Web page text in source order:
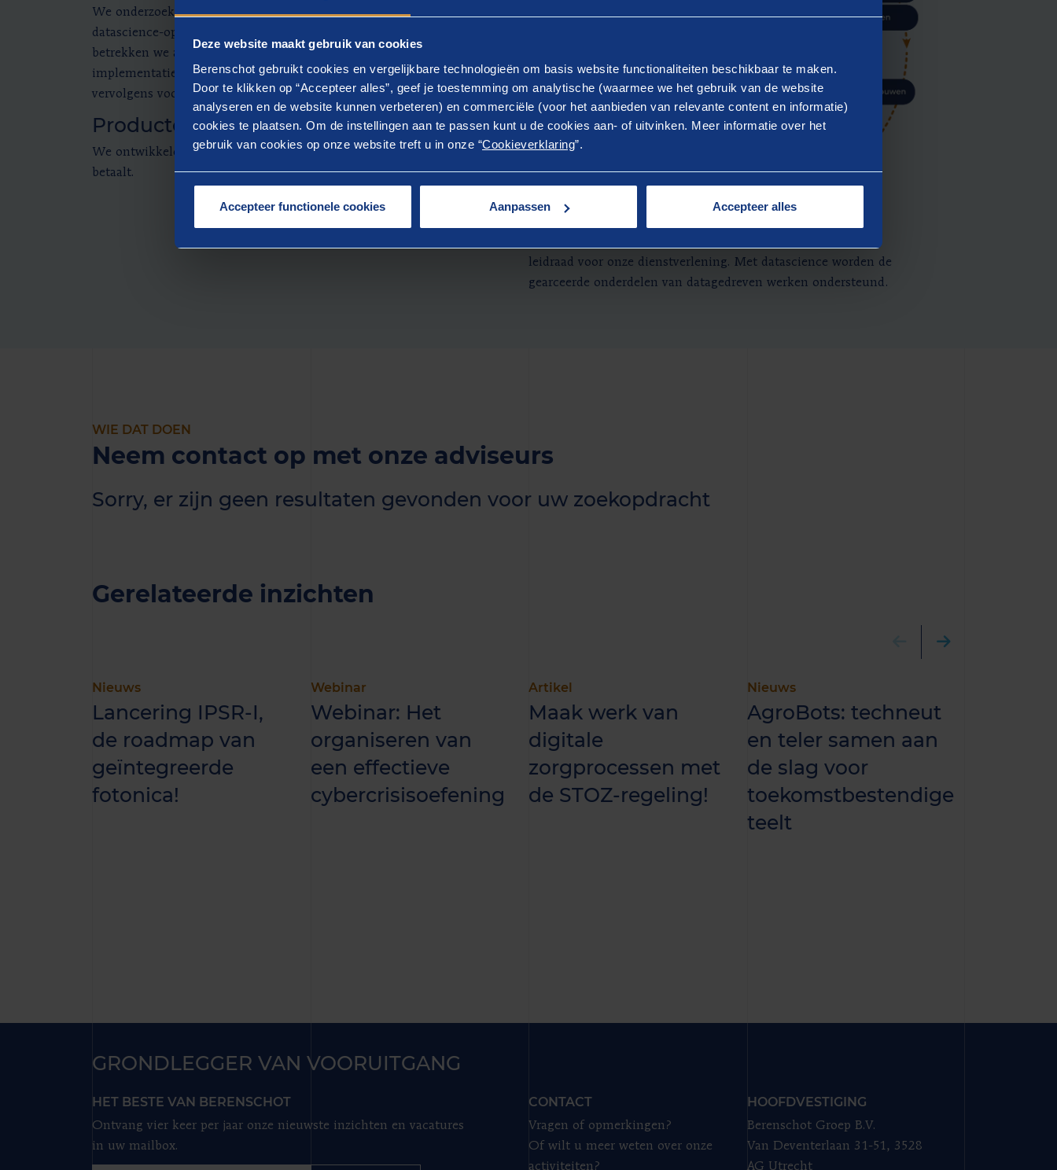
Deze website maakt gebruik van cookies
Berenschot gebruikt cookies en vergelijkbare technologieën om basis website functionaliteiten beschikbaar te maken.
Door te klikken op “Accepteer alles”, geef je toestemming om analytische (waarmee we het gebruik van de website
analyseren en de website kunnen verbeteren) en commerciële (voor het aanbieden van relevante content en informatie)
cookies te plaatsen. Om de instellingen aan te passen kunt u de cookies aan- of uitvinken. Meer informatie over het
gebruik van cookies op onze website treft u in onze “Cookieverklaring”.
Accepteer functionele cookies Aanpassen Accepteer alles
We onderzoeken en/of ontwikkelen in samenspraak met u een
datascience-oplossing. Om te komen tot een duurzame aanpak,
betrekken we alle stakeholders tijdens het ontwikkel- en
implementatieproces. Indien gewenst kunnen we die oplossing
vervolgens voor ubeherenen onderhouden.
Productontwikkeling
We ontwikkelen een product waarvoor u een vaste service fee
betaalt.
Het CRISP-DM model
leidraad voor onze dienstverlening. Met datascience worden de
gearceerde onderdelen van datagedreven werken ondersteund.
WIE DAT DOEN
Neem contact op met onze adviseurs
Sorry, er zijn geen resultaten gevonden voor uw zoekopdracht
Gerelateerde inzichten
Nieuws
Lancering IPSR-I,
de roadmap van
geïntegreerde
fotonica!
Webinar
Webinar: Het
organiseren van
een effectieve
cybercrisisoefening
Artikel
Maak werk van
digitale
zorgprocessen met
de STOZ-regeling!
Nieuws
AgroBots: techneut
en teler samen aan
de slag voor
toekomstbestendige
teelt
GRONDLEGGER VAN VOORUITGANG
HET BESTE VAN BERENSCHOT
Ontvang vier keer per jaar onze nieuwste inzichten en vacatures
in uw mailbox.
CONTACT
Vragen of opmerkingen?
Of wilt u meer weten over onze
activiteiten?
HOOFDVESTIGING
Berenschot Groep B.V.
Van Deventerlaan 31-51, 3528
AG Utrecht